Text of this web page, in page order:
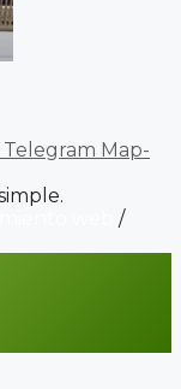
Telegram Map-
/